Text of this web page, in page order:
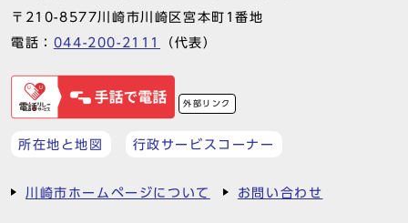
〒210-8577川崎市川崎区宮本町1番地
電話： 044-200-2111 （代表）
外部リンク
所在地と地図 行政サービスコーナー
川崎市ホームページについて お問い合わせ